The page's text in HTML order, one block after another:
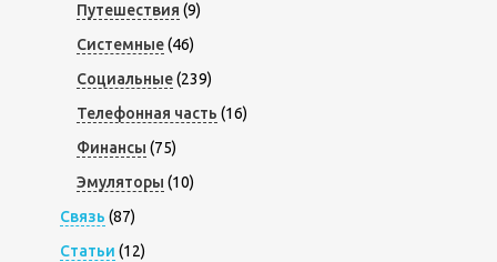
Путешествия (9)
Системные(46)
Социальные(239)
Телефонная часть (16)
Финансы (75)
Эмуляторы (10)
Связь (87)
Статьи (12)